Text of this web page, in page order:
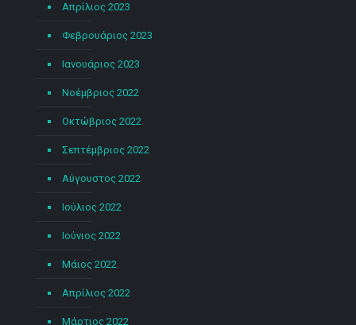
Απρίλιος 2023
Φεβρουάριος 2023
Ιανουάριος 2023
Νοέμβριος 2022
Οκτώβριος 2022
Σεπτέμβριος 2022
Αύγουστος 2022
Ιούλιος 2022
Ιούνιος 2022
Μάιος 2022
Απρίλιος 2022
Μάρτιος 2022